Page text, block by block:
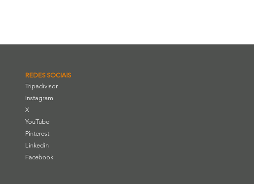
REDES SOCIAIS
Tripadivisor
Instagram
X
YouTube
Pinterest
Linkedin
Facebook